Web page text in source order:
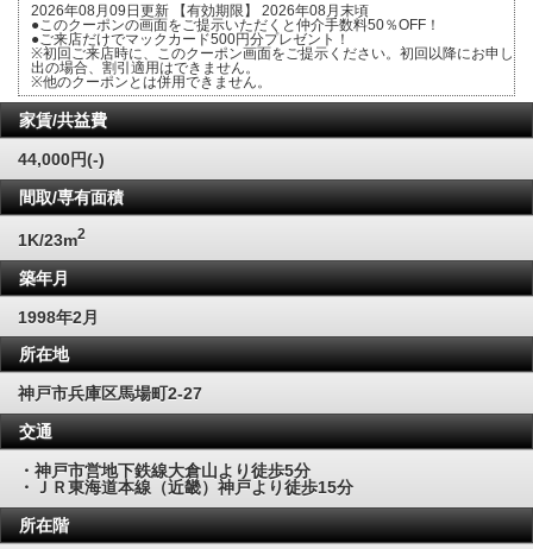
2026年08月09日更新 【有効期限】 2026年08月末頃
●このクーポンの画面をご提示いただくと仲介手数料50％OFF！
●ご来店だけでマックカード500円分プレゼント！
※初回ご来店時に、このクーポン画面をご提示ください。初回以降にお申し
出の場合、割引適用はできません。
※他のクーポンとは併用できません。
家賃/共益費
44,000円(-)
間取/専有面積
1K/23m2
築年月
1998年2月
所在地
神戸市兵庫区馬場町2-27
交通
・神戸市営地下鉄線大倉山より徒歩5分
・ＪＲ東海道本線（近畿）神戸より徒歩15分
所在階